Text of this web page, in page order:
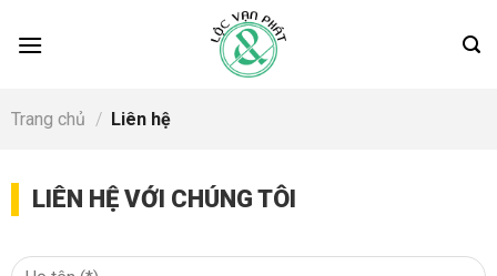
Trang chủ / Liên hệ
LIÊN HỆ VỚI CHÚNG TÔI